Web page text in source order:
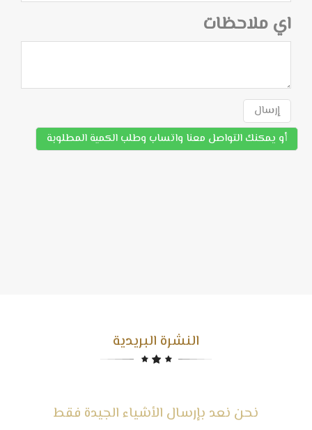
اي ملاحظات
إرسال
أو يمكنك التواصل معنا واتساب وطلب الكمية المطلوبة
النشرة البريدية
نحن نعد بإرسال الأشياء الجيدة فقط